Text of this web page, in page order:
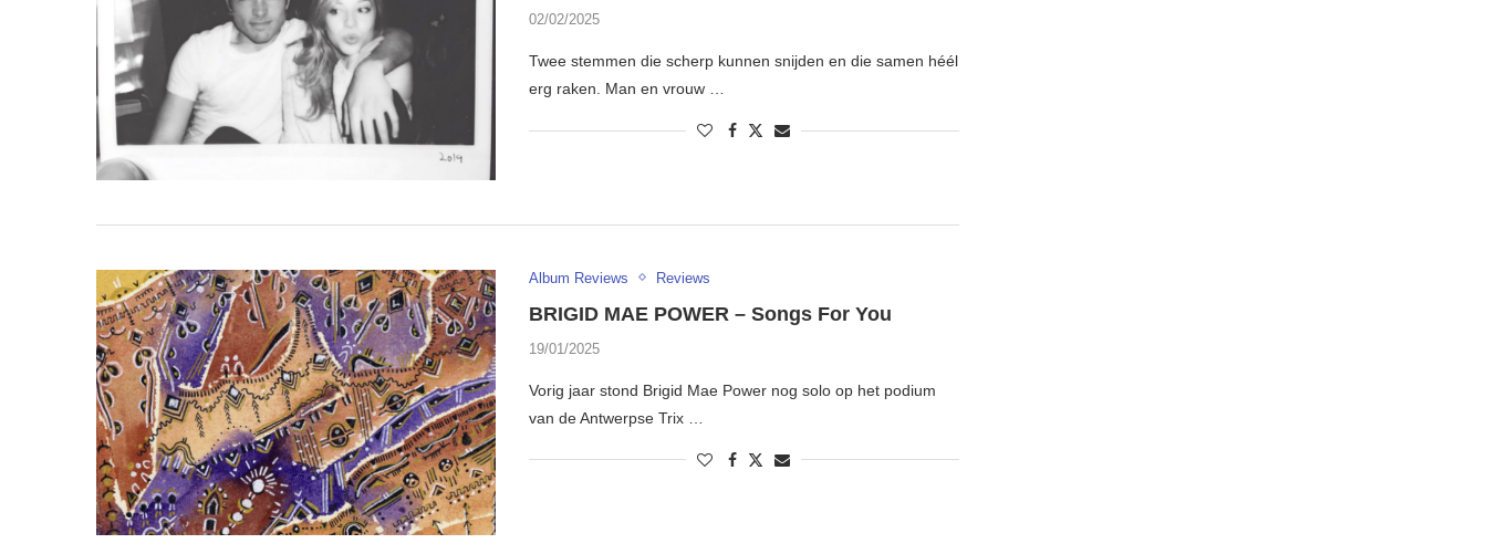
02/02/2025
Twee stemmen die scherp kunnen snijden en die samen héél
erg raken. Man en vrouw …
Album Reviews Reviews
BRIGID MAE POWER – Songs For You
19/01/2025
Vorig jaar stond Brigid Mae Power nog solo op het podium
van de Antwerpse Trix …